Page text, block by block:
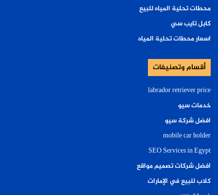
محطات تحلية المياه للبيع
كابل تايب سي
اسعار محطات تحلية المياه
أقسام وتصنيفات
labrador retriever price
خدمات سيو
افضل شركة سيو
mobile car holder
SEO Services in Egypt
افضل شركات تصميم مواقع
كلاب للبيع في الإمارات